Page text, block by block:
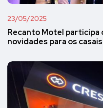
23/05/2025
Recanto Motel participa
novidades para os casais